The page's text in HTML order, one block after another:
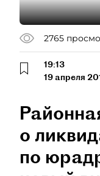
2765
19:13
19 апреля
о
по